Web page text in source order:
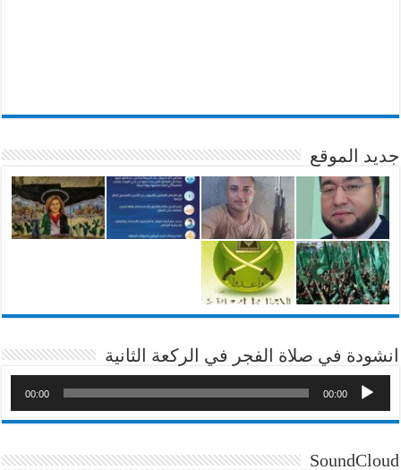
جديد الموقع
انشودة في صلاة الفجر في الركعة الثانية
00:00
00:00
SoundCloud